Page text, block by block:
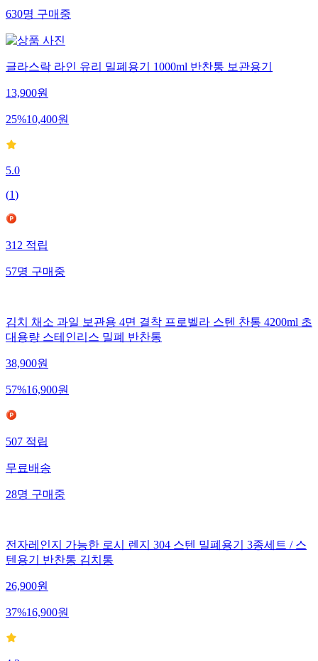
630명구매중
글라스락 라인 유리 밀폐용기 1000ml 반찬통 보관용기
13,900원
25%10,400원
5.0
(1)
312적립
57명구매중
김치 채소 과일 보관용 4면 결착 프로벨라 스텐 찬통 4200ml 초
대용량 스테인리스 밀폐 반찬통
38,900원
57%16,900원
507적립
무료배송
28명구매중
전자레인지 가능한 로시 렌지 304 스텐 밀폐용기 3종세트 / 스
텐용기 반찬통 김치통
26,900원
37%16,900원